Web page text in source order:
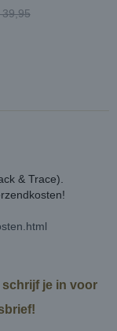
39,95
& Trace).
schrijf je in voor